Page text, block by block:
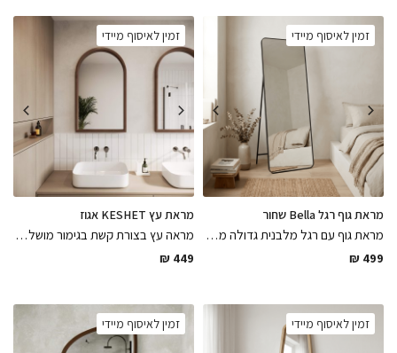
זמין לאיסוף מיידי
מראת גוף רגל Bella שחור
מראת גוף עם רגל מלבנית גדולה ממסגרת מתכת דקיקה בגוון שחור מט עם קצוות מעוגלים צבועה בתנור בגימור מושלם
₪ 499
זמין לאיסוף מיידי
מראת עץ KESHET אגוז
מראה עץ בצורת קשת בגימור מושלם מעץ טבעי גימור איגוז אמריקאי בצבע בלכה מט
₪ 449
זמין לאיסוף מיידי זמין לאיסוף מיידי